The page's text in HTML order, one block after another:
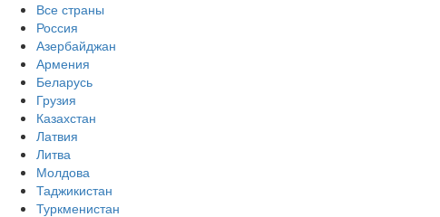
Все страны
Россия
Азербайджан
Армения
Беларусь
Грузия
Казахстан
Латвия
Литва
Молдова
Таджикистан
Туркменистан